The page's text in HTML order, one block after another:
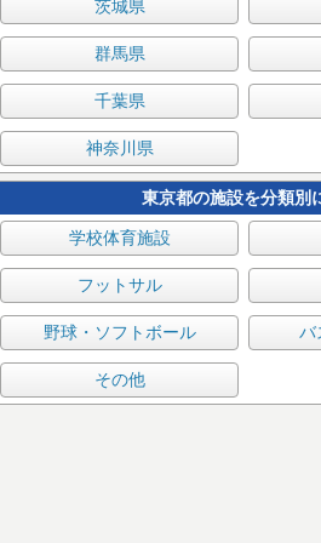
茨城県
群馬県
千葉県
神奈川県
東京都の施設を分類別
学校体育施設
フットサル
野球・ソフトボール バ
その他